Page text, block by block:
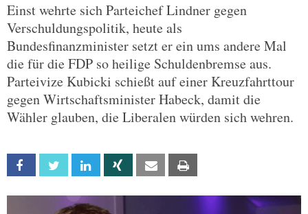
Einst wehrte sich Parteichef Lindner gegen
Verschuldungspolitik, heute als
Bundesfinanzminister setzt er ein ums andere Mal
die für die FDP so heilige Schuldenbremse aus.
Parteivize Kubicki schießt auf einer Kreuzfahrttour
gegen Wirtschaftsminister Habeck, damit die
Wähler glauben, die Liberalen würden sich wehren.
Facebook Twitter Linkedin Xing Email